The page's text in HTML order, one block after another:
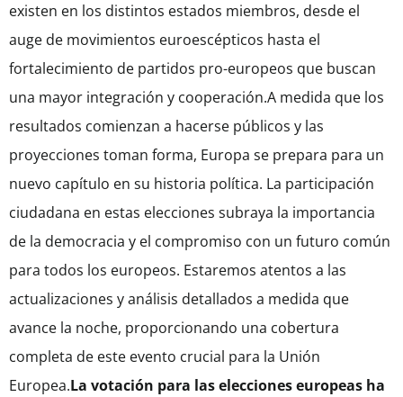
existen en los distintos estados miembros, desde el
auge de movimientos euroescépticos hasta el
fortalecimiento de partidos pro-europeos que buscan
una mayor integración y cooperación.A medida que los
resultados comienzan a hacerse públicos y las
proyecciones toman forma, Europa se prepara para un
nuevo capítulo en su historia política. La participación
ciudadana en estas elecciones subraya la importancia
de la democracia y el compromiso con un futuro común
para todos los europeos. Estaremos atentos a las
actualizaciones y análisis detallados a medida que
avance la noche, proporcionando una cobertura
completa de este evento crucial para la Unión
Europea.La votación para las elecciones europeas ha